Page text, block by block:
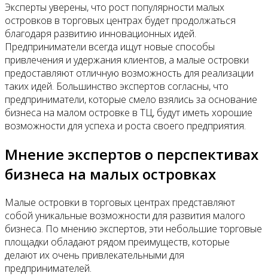
Эксперты уверены, что рост популярности малых
островков в торговых центрах будет продолжаться
благодаря развитию инновационных идей.
Предприниматели всегда ищут новые способы
привлечения и удержания клиентов, а малые островки
предоставляют отличную возможность для реализации
таких идей. Большинство экспертов согласны, что
предприниматели, которые смело взялись за основание
бизнеса на малом островке в ТЦ, будут иметь хорошие
возможности для успеха и роста своего предприятия.
Мнение экспертов о перспективах
бизнеса на малых островках
Малые островки в торговых центрах представляют
собой уникальные возможности для развития малого
бизнеса. По мнению экспертов, эти небольшие торговые
площадки обладают рядом преимуществ, которые
делают их очень привлекательными для
предпринимателей.